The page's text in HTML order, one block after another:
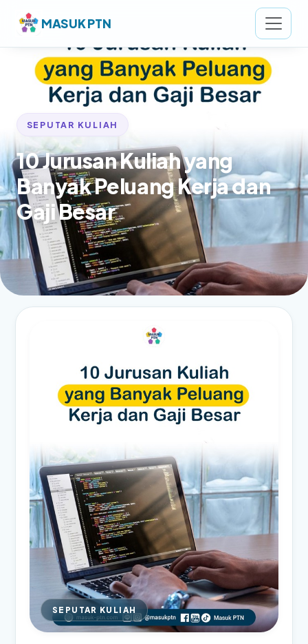
MASUK PTN
SEPUTAR KULIAH
10 Jurusan Kuliah yang
Banyak Peluang Kerja dan
Gaji Besar
SEPUTAR KULIAH